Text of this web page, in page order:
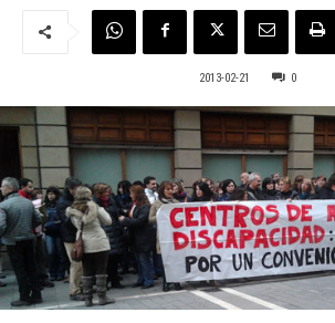
2013-02-21 0